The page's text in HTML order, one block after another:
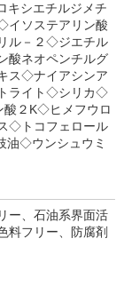
キシエチルジメチ
ソステアリン酸
ル－２◇ジエチル
酸ネオペンチルグ
ス◇ナイアシンア
ライト◇シリカ◇
２K◇ヒメフウロ
◇トコフェロール
◇ウンシュウミ
ー、石油系界面活
料フリー、防腐剤